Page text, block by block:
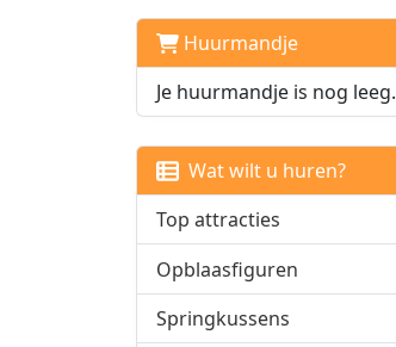
Huurmandje
Je huurmandje is nog leeg.
Wat wilt u huren?
Top attracties
Opblaasfiguren
Springkussens